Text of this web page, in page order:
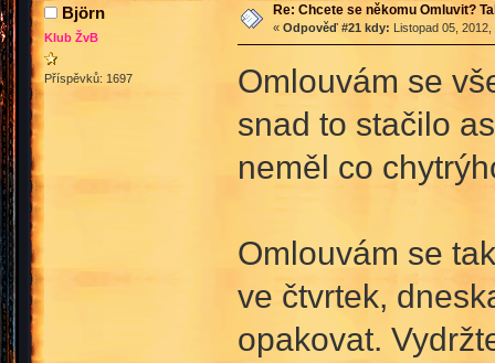
Björn
Klub ŽvB
Příspěvků: 1697
Re: Chcete se někomu Omluvit?
« Odpověď #21 kdy: Listopad 05,
Omlouvám se
snad to stačilo
neměl co
Omlouvám se
ve čtvrtek,
opakovat.